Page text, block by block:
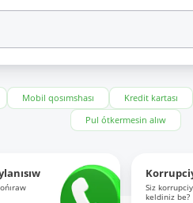
Mobil qosımshası Kredit kartası
Pul ótkermesin alıw
Siz
keldiniz be?